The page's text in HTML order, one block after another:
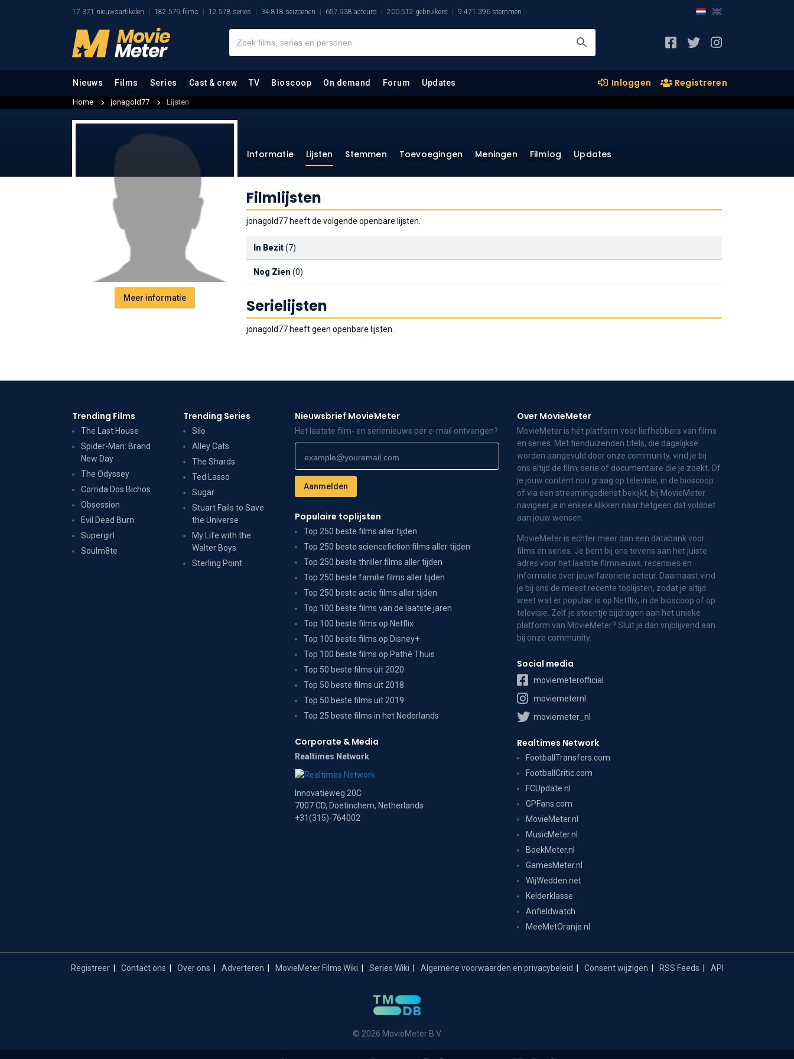
17.371 nieuwsartikelen 182.579 films 12.578 series 34.818 seizoenen 657.938 acteurs 200.512 gebruikers 9.471.396 stemmen
Nieuws Films Series Cast & crew TV Bioscoop On demand Forum Updates Inloggen Registreren
Home jonagold77 Lijsten
Meer informatie
Informatie Lijsten Stemmen Toevoegingen Meningen Filmlog Updates
Filmlijsten
jonagold77 heeft de volgende openbare lijsten.
In Bezit(7)
Nog Zien (0)
Serielijsten
jonagold77 heeft geen openbare lijsten.
Trending Films
The Last House
Spider-Man: Brand
New Day
The Odyssey
Corrida Dos Bichos
Obsession
Evil Dead Burn
Supergirl
Soulm8te
Trending Series
Silo
Alley Cats
The Shards
Ted Lasso
Sugar
Stuart Fails to Save
the Universe
My Life with the
Walter Boys
Sterling Point
Nieuwsbrief MovieMeter
Het laatste film- en serienieuws per e-mail ontvangen?
Populaire toplijsten
Top 250 beste films aller tijden
Top 250 beste sciencefiction films aller tijden
Top 250 beste thriller films aller tijden
Top 250 beste familie films aller tijden
Top 250 beste actie films aller tijden
Top 100 beste films van de laatste jaren
Top 100 beste films op Netflix
Top 100 beste films op Disney+
Top 100 beste films op Pathé Thuis
Top 50 beste films uit 2020
Top 50 beste films uit 2018
Top 50 beste films uit 2019
Top 25 beste films in het Nederlands
Corporate & Media
Realtimes Network
Innovatieweg 20C
7007 CD, Doetinchem, Netherlands
+31(315)-764002
Over MovieMeter
MovieMeter is hét platform voor liefhebbers van films
en series. Met tienduizenden titels, die dagelijkse
worden aangevuld door onze community, vind je bij
ons altijd de film, serie of documentaire die je zoekt. Of
je jouw content nou graag op televisie, in de bioscoop
of via een streamingsdienst bekijkt, bij MovieMeter
navigeer je in enkele klikken naar hetgeen dat voldoet
aan jouw wensen.
MovieMeter is echter meer dan een databank voor
films en series. Je bent bij ons tevens aan het juiste
adres voor het laatste filmnieuws, recensies en
informatie over jouw favoriete acteur. Daarnaast vind
je bij ons de meest recente toplijsten, zodat je altijd
weet wat er populair is op Netflix, in de bioscoop of op
televisie. Zelf je steentje bijdragen aan het unieke
platform van MovieMeter? Sluit je dan vrijblijvend aan
bij onze community.
Social media
moviemeterofficial
moviemeternl
moviemeter_nl
Realtimes Network
FootballTransfers.com
FootballCritic.com
FCUpdate.nl
GPFans.com
MovieMeter.nl
MusicMeter.nl
BoekMeter.nl
GamesMeter.nl
WijWedden.net
Kelderklasse
Anfieldwatch
MeeMetOranje.nl
Registreer Contact ons Over ons Adverteren MovieMeter Films Wiki Series Wiki Algemene voorwaarden en privacybeleid Consent wijzigen RSS Feeds API
© 2026 MovieMeter B.V.